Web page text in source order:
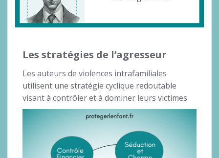
Les stratégies de l’agresseur
Les auteurs de violences intrafamiliales
utilisent une stratégie cyclique redoutable
visant à contrôler et à dominer leurs victimes